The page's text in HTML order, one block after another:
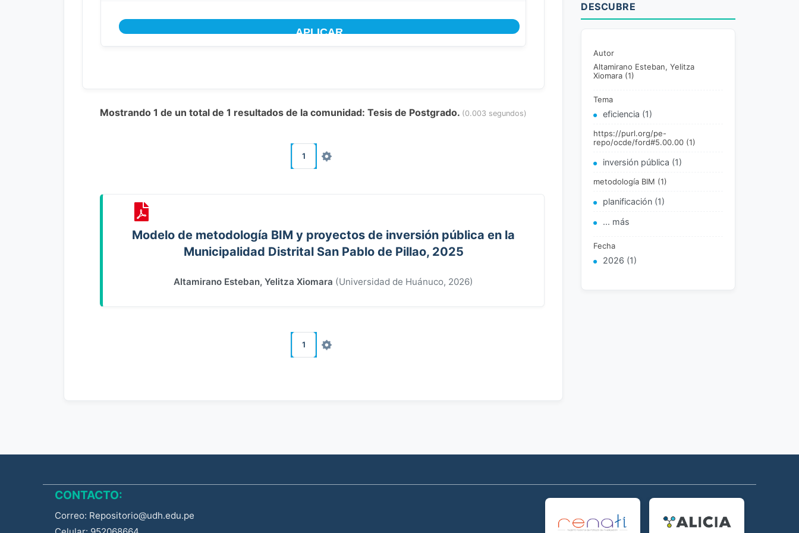
Mostrando 1 de un total de 1 resultados de la comunidad: Tesis de Postgrado. (0.003 segundos)
1
Modelo de metodología BIM y proyectos de inversión pública en la
Municipalidad Distrital San Pablo de Pillao, 2025
Altamirano Esteban, Yelitza Xiomara (Universidad de Huánuco, 2026)
1
DESCUBRE
Autor
Altamirano Esteban, Yelitza
Xiomara (1)
Tema
eficiencia (1)
https://purl.org/pe-
repo/ocde/ford#5.00.00 (1)
inversión pública (1)
metodología BIM (1)
planificación (1)
... más
Fecha
2026 (1)
CONTACTO:
Correo: Repositorio@udh.edu.pe